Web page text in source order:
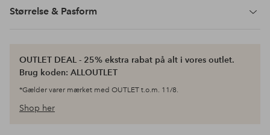
Størrelse & Pasform
OUTLET DEAL - 25% ekstra rabat på alt i vores outlet.
Brug koden: ALLOUTLET
*Gælder varer mærket med OUTLET t.o.m. 11/8.
Shop her